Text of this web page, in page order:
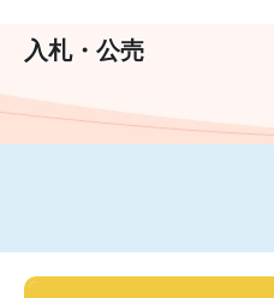
文
入札・公売